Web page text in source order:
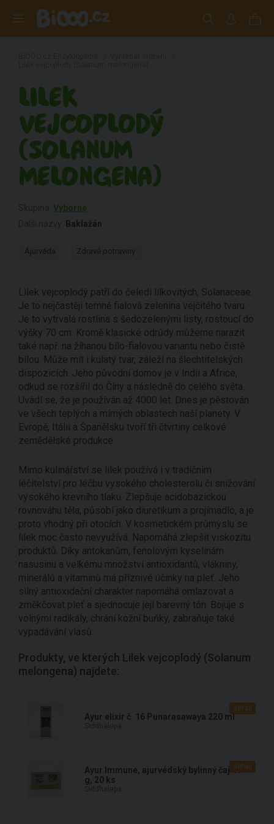
LILEK
VEJCOPLODÝ
(SOLANUM
MELONGENA)
Výborné
Baklažán
Ájurvéda Zdravé potraviny
Lilek vejcoplodý patří do čeledi lilkovitých, Solanaceae.
Je to nejčastěji temně fialová zelenina vejčitého tvaru.
Je to vytrvalá rostlina s šedozelenými listy, rostoucí do
výšky 70 cm. Kromě klasické odrůdy můžeme narazit
také např. na žíhanou bílo-fialovou variantu nebo čistě
bílou. Může mít i kulatý tvar, záleží na šlechtitelských
dispozicích. Jeho původní domov je v Indii a Africe,
odkud se rozšířil do Číny a následně do celého světa.
Uvádí se, že je používán až 4000 let. Dnes je pěstován
ve všech teplých a mírných oblastech naší planety. V
Evropě, Itálii a Španělsku tvoří tři čtvrtiny celkové
zemědělské produkce.
Mimo kulinářství se lilek používá i v tradičním
léčitelství pro léčbu vysokého cholesterolu či snižování
vysokého krevního tlaku. Zlepšuje acidobazickou
rovnováhu těla, působí jako diuretikum a projímadlo, a je
proto vhodný při otocích. V kosmetickém průmyslu se
lilek moc často nevyužívá. Napomáhá zlepšit viskozitu
produktů. Díky antokanům, fenolovým kyselinám
nasusinu a velkému množství antioxidantů, vlákniny,
minerálů a vitaminů má příznivé účinky na pleť. Jeho
silný antioxidační charakter napomáhá omlazovat a
změkčovat pleť a sjednocuje její barevný tón. Bojuje s
volnými radikály, chrání kožní buňky, zabraňuje také
vypadávání vlasů.
Produkty, ve kterých Lilek vejcoplodý (Solanum
melongena) najdete:
Ayur elixír č. 16 Punarasawaya 220 ml
detail
Ayur Immune, ajurvédský bylinný čaj 40
g, 20 ks
detail